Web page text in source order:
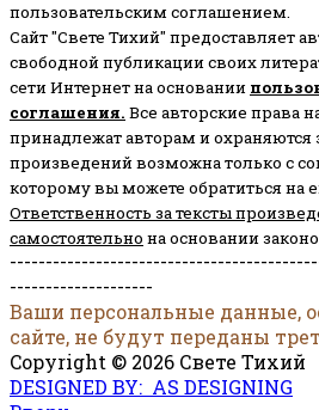
пользовательским соглашением.
Сайт "Свете Тихий" предоставляет
свободной публикации своих
сети Интернет на основании
соглашения. Все авторские права
принадлежат авторам и охраняются
произведений возможна только с
которому вы можете обратиться на
Ответственность за тексты
самостоятельно на основании
--------------------
Ваши персональные данные,
сайте, не будут переданы
Copyright © 2026 Свете Тихий
DESIGNED BY: AS DESIGNING